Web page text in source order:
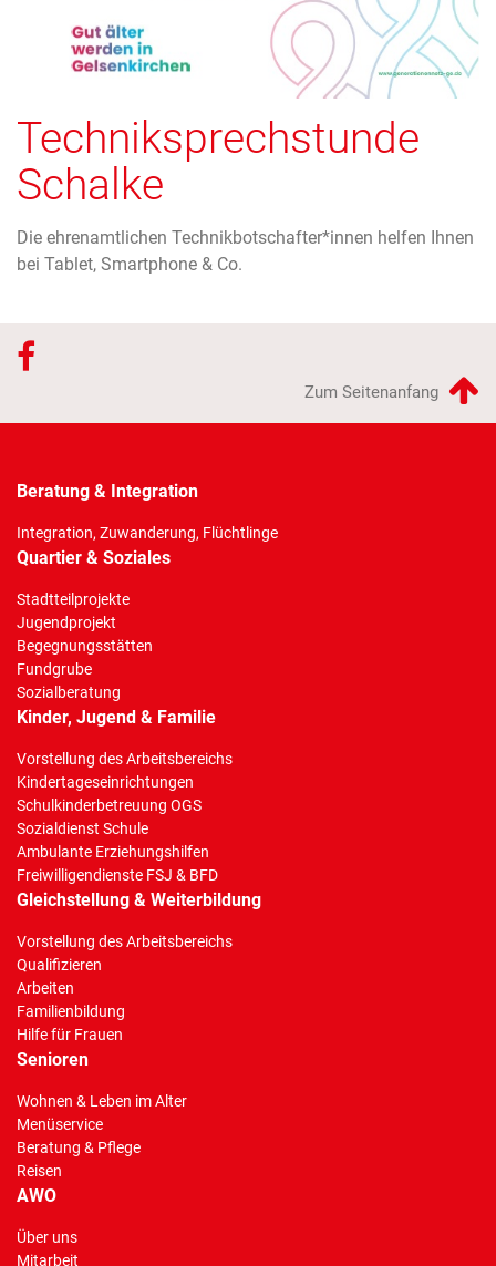
Techniksprechstunde
Schalke
Die ehrenamtlichen Technikbotschafter*innen helfen Ihnen
bei Tablet, Smartphone & Co.
Zum Seitenanfang
Beratung & Integration
Integration, Zuwanderung, Flüchtlinge
Quartier & Soziales
Stadtteilprojekte
Jugendprojekt
Begegnungsstätten
Fundgrube
Sozialberatung
Kinder, Jugend & Familie
Vorstellung des Arbeitsbereichs
Kindertageseinrichtungen
Schulkinderbetreuung OGS
Sozialdienst Schule
Ambulante Erziehungshilfen
Freiwilligendienste FSJ & BFD
Gleichstellung & Weiterbildung
Vorstellung des Arbeitsbereichs
Qualifizieren
Arbeiten
Familienbildung
Hilfe für Frauen
Senioren
Wohnen & Leben im Alter
Menüservice
Beratung & Pflege
Reisen
AWO
Über uns
Mitarbeit